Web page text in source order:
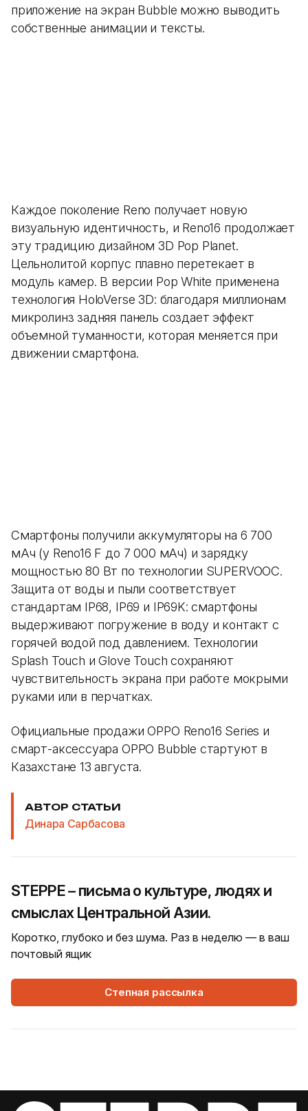
приложение на экран Bubble можно выводить
собственные анимации и тексты.
Каждое поколение Reno получает новую
визуальную идентичность, и Reno16 продолжает
эту традицию дизайном 3D Pop Planet.
Цельнолитой корпус плавно перетекает в
модуль камер. В версии Pop White применена
технология HoloVerse 3D: благодаря миллионам
микролинз задняя панель создает эффект
объемной туманности, которая меняется при
движении смартфона.
Смартфоны получили аккумуляторы на 6 700
мАч (у Reno16 F до 7 000 мАч) и зарядку
мощностью 80 Вт по технологии SUPERVOOC.
Защита от воды и пыли соответствует
стандартам IP68, IP69 и IP69K: смартфоны
выдерживают погружение в воду и контакт с
горячей водой под давлением. Технологии
Splash Touch и Glove Touch сохраняют
чувствительность экрана при работе мокрыми
руками или в перчатках.
Официальные продажи OPPO Reno16 Series и
смарт-аксессуара OPPO Bubble стартуют в
Казахстане 13 августа.
АВТОР СТАТЬИ
Динара Сарбасова
STEPPE – письма о культуре, людях и
смыслах Центральной Азии.
Коротко, глубоко и без шума. Раз в неделю — в ваш
почтовый ящик
Степная рассылка